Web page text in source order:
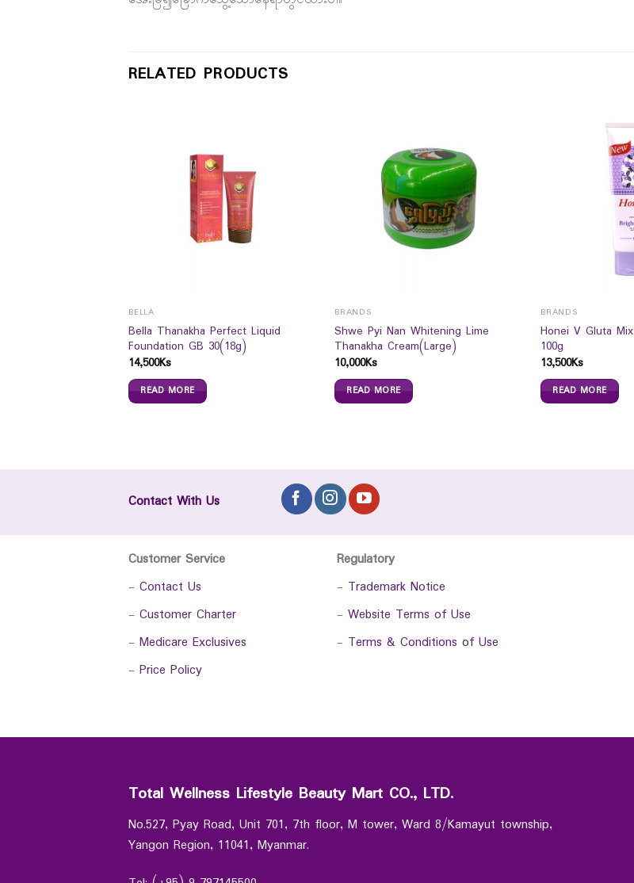
RELATED PRODUCTS
BELLA
Bella Thanakha Perfect Liquid
Foundation GB 30(18g)
14,500Ks
READ MORE
BRANDS
Shwe Pyi Nan Whitening Lime
Thanakha Cream(Large)
10,000Ks
READ MORE
BRANDS
Honei V Gluta
100g
13,500Ks
READ MORE
Contact With Us
Customer Service
- Contact Us
- Customer Charter
- Medicare Exclusives
- Price Policy
Regulatory
- Trademark Notice
- Website Terms of Use
- Terms & Conditions of Use
Total Wellness Lifestyle Beauty Mart CO., LTD.
No.527, Pyay Road, Unit 701, 7th floor, M tower, Ward 8/Kamayut township,
Yangon Region, 11041, Myanmar.